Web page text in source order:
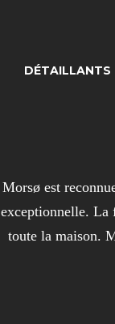
DÉTAILLANTS
Morsø est
exceptionnelle. La
toute la maison.